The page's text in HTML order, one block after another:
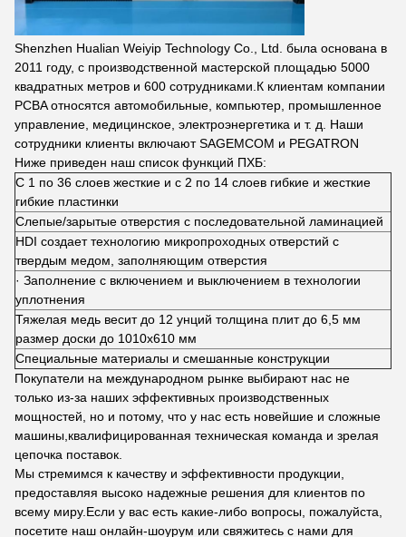
Shenzhen Hualian Weiyip Technology Co., Ltd. была основана в
2011 году, с производственной мастерской площадью 5000
квадратных метров и 600 сотрудниками.К клиентам компании
PCBA относятся автомобильные, компьютер, промышленное
управление, медицинское, электроэнергетика и т. д. Наши
сотрудники клиенты включают SAGEMCOM и PEGATRON
Ниже приведен наш список функций ПХБ:
С 1 по 36 слоев жесткие и с 2 по 14 слоев гибкие и жесткие
гибкие пластинки
Слепые/зарытые отверстия с последовательной ламинацией
HDI создает технологию микропроходных отверстий с
твердым медом, заполняющим отверстия
· Заполнение с включением и выключением в технологии
уплотнения
Тяжелая медь весит до 12 унций толщина плит до 6,5 мм
размер доски до 1010х610 мм
Специальные материалы и смешанные конструкции
Покупатели на международном рынке выбирают нас не
только из-за наших эффективных производственных
мощностей, но и потому, что у нас есть новейшие и сложные
машины,квалифицированная техническая команда и зрелая
цепочка поставок.
Мы стремимся к качеству и эффективности продукции,
предоставляя высоко надежные решения для клиентов по
всему миру.Если у вас есть какие-либо вопросы, пожалуйста,
посетите наш онлайн-шоурум или свяжитесь с нами для